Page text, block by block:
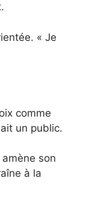
« Je
comme
un public.
son
à la